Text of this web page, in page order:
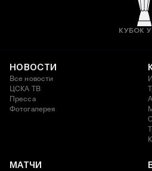
КУБОК
НОВОСТИ
Все новости
ЦСКА ТВ
Пресса
Фотогалерея
МАТЧИ